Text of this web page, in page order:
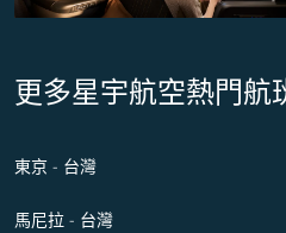
更多星宇航空熱門航
東京 - 台灣
馬尼拉 - 台灣